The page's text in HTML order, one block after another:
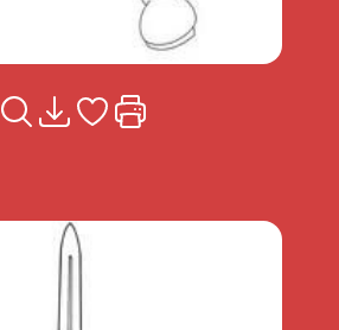
Voir la fiche
Télécharger
Ajouter à mes coups de
Imprimer